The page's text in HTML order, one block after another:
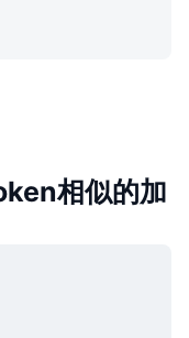
相似的加